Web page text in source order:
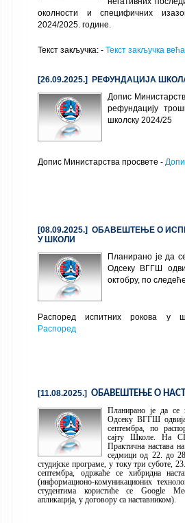
околности и специфичних
2024/2025. године.
Текст закључка: - Текст закључка већа
[26.09.2025.] РЕФУНДАЦИЈА
Допис
рефундацију
школску 2024/25
Допис Министарства просвете -
[08.09.2025.] ОБАВЕШТЕЊЕ О
У ШКОЛИ
Планирано је да
Одсеку ВГГШ
октобру, по
Распоред испитних рокова у
Распоред
[11.08.2025.] ОБАВЕШТЕЊЕ О
Планирано је да се
Одсеку ВГГШ
септембра, по
сајту Школе. На СП
Практична настава
седмици од 22. до
студијске програме, у току три суботе,
септембра, одржаће се хибридна
(информационо-комуникационих
студентима користиће се Google
апликација, у договору са наставником).